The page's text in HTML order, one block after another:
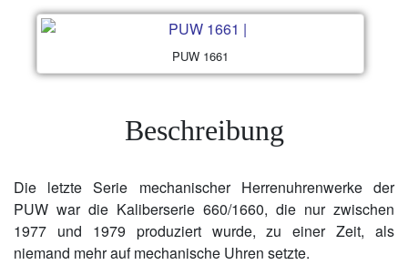
PUW 1661
Beschreibung
Die letzte Serie mechanischer Herrenuhrenwerke der
PUW war die Kaliberserie 660/1660, die nur zwischen
1977 und 1979 produziert wurde, zu einer Zeit, als
niemand mehr auf mechanische Uhren setzte.